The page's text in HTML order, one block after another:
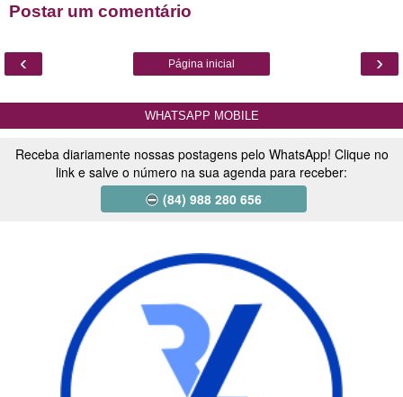
Postar um comentário
‹ ›
Página inicial
WHATSAPP MOBILE
Receba diariamente nossas postagens pelo WhatsApp! Clique no
link e salve o número na sua agenda para receber:
(84) 988 280 656